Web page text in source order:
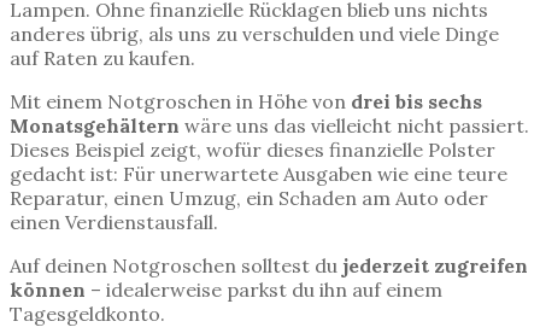
Lampen. Ohne finanzielle Rücklagen blieb uns nichts
anderes übrig, als uns zu verschulden und viele Dinge
auf Raten zu kaufen.
Mit einem Notgroschen in Höhe von drei bis sechs
Monatsgehältern wäre uns das vielleicht nicht passiert.
Dieses Beispiel zeigt, wofür dieses finanzielle Polster
gedacht ist: Für unerwartete Ausgaben wie eine teure
Reparatur, einen Umzug, ein Schaden am Auto oder
einen Verdienstausfall.
Auf deinen Notgroschen solltest du jederzeit zugreifen
können – idealerweise parkst du ihn auf einem
Tagesgeldkonto.